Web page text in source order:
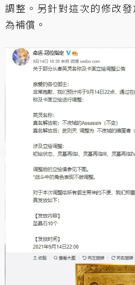
調整。另針對這次的修改
為補償。